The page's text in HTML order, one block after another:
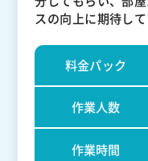
スの向上に期待して
料金パック
作業人数
作業時間